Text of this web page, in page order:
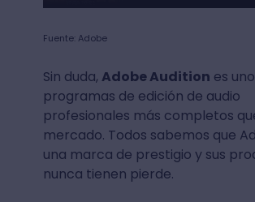
Fuente: Adobe
Sin duda, Adobe Audition es
programas de edición de audio
profesionales más completos
mercado. Todos sabemos que
una marca de prestigio y sus
nunca tienen pierde.